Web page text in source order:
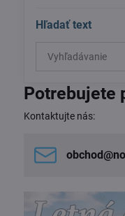
Hľadať text
Prehľadať
výsledky
fulltextom
Potrebujete
Kontaktujte nás: